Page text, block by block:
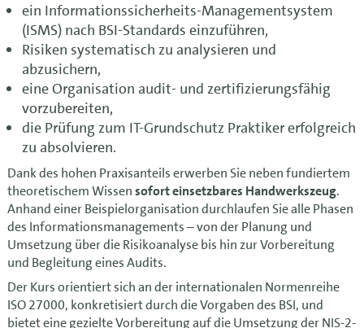
ein Informationssicherheits-Managementsystem
(ISMS) nach BSI-Standards einzuführen,
Risiken systematisch zu analysieren und
abzusichern,
eine Organisation audit- und zertifizierungsfähig
vorzubereiten,
die Prüfung zum IT-Grundschutz Praktiker erfolgreich
zu absolvieren.
Dank des hohen Praxisanteils erwerben Sie neben fundiertem
theoretischem Wissensofort einsetzbares Handwerkszeug.
Anhand einer Beispielorganisation durchlaufen Sie alle Phasen
des Informationsmanagements – von der Planung und
Umsetzung über die Risikoanalyse bis hin zur Vorbereitung
und Begleitung eines Audits.
Der Kurs orientiert sich an der internationalen Normenreihe
ISO 27000, konkretisiert durch die Vorgaben des BSI, und
bietet eine gezielte Vorbereitung auf die Umsetzung der NIS-2-